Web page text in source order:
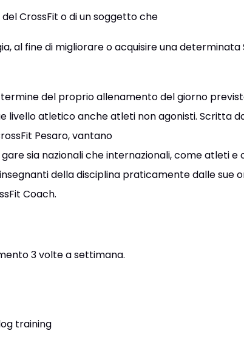
CrossFit o di un soggetto che
al fine di migliorare o acquisire una determinata
del proprio allenamento del giorno
livello atletico anche atleti non agonisti. Scritta
Pesaro, vantano
sia nazionali che internazionali, come atleti e
della disciplina praticamente dalle sue
Coach.
3 volte a settimana.
training